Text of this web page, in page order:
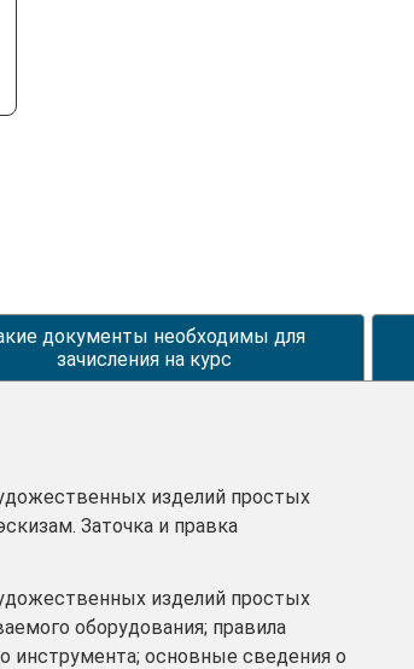
документы необходимы для
зачисления на курс
изделий простых
Заточка и правка
изделий простых
оборудования; правила
инструмента; основные сведения о